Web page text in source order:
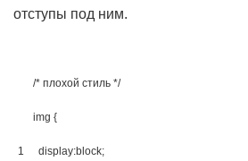
отступы под ним.
1
/* плохой стиль */
img {
display:block;